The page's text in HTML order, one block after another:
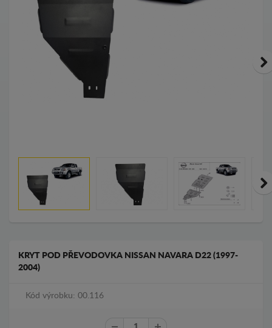
KRYT POD PŘEVODOVKA NISSAN NAVARA D22 (1997-
2004)
Kód výrobku: 00.116